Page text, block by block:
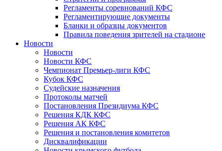
Регламенты соревнований КФС
Регламентирующие документы
Бланки и образцы документов
Правила поведения зрителей на стадионе
Новости
Новости
Новости КФС
Чемпионат Премьер-лиги КФС
Кубок КФС
Судейские назначения
Протоколы матчей
Постановления Президиума КФС
Решения КДК КФС
Решения АК КФС
Решения и постановления комитетов
Дисквалификации